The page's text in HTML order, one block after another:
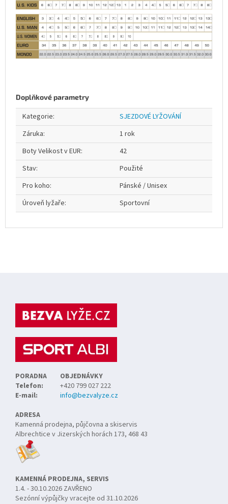
Doplňkové parametry
Kategorie:
SJEZDOVÉ LYŽOVÁNÍ
Záruka:
1 rok
Boty Velikost v EUR:
42
Stav:
Použité
Pro koho:
Pánské / Unisex
Úroveň lyžaře: Sportovní
PORADNA
OBJEDNÁVKY
Telefon:
+420 799 027 222
E-mail:
info@bezvalyze.cz
ADRESA
Kamenná prodejna, půjčovna a skiservis
Albrechtice v Jizerských horách 173, 468 43
KAMENNÁ PRODEJNA, SERVIS
1.4. - 30.10.2026 ZAVŘENO
Sezónní výpůjčky vracejte od 31.10.2026